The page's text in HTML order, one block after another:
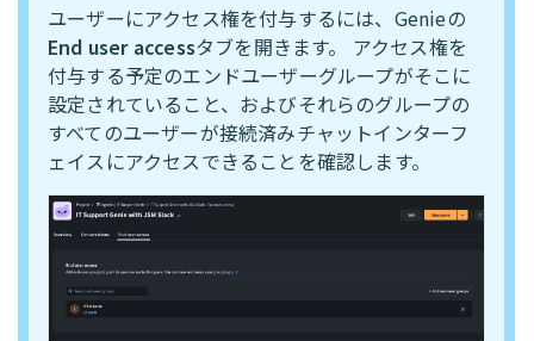
ユーザーにアクセス権を付与するには、Genieの
End user accessタブを開きます。 アクセス権を
付与する予定のエンドユーザーグループがそこに
設定されていること、およびそれらのグループの
すべてのユーザーが接続済みチャットインターフ
ェイスにアクセスできることを確認します。